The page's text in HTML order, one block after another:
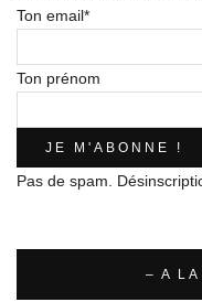
Ton email*
Ton prénom
Pas de spam.
– A